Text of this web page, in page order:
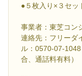
●５枚入り×３セッ
事業者：東芝コン
連絡先：フリーダ
ル：0570-07-
合、通話料有料）